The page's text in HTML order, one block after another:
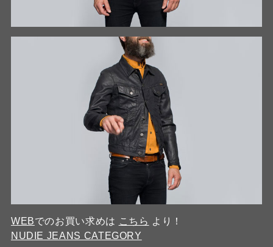
WEBでのお買い求めは こちら より！
NUDIE JEANS CATEGORY